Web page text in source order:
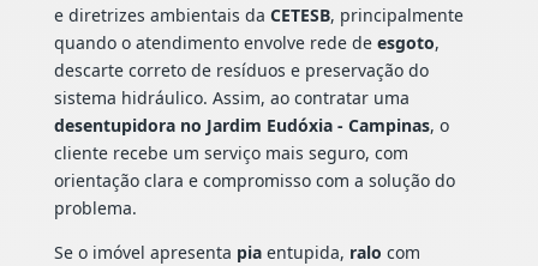
e diretrizes ambientais da CETESB, principalmente
quando o atendimento envolve rede de esgoto,
descarte correto de resíduos e preservação do
sistema hidráulico. Assim, ao contratar uma
desentupidora no Jardim Eudóxia - Campinas, o
cliente recebe um serviço mais seguro, com
orientação clara e compromisso com a solução do
problema.
Se o imóvel apresenta piaentupida, ralo com